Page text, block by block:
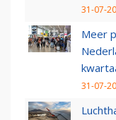
31-07-
Meer
31-07-